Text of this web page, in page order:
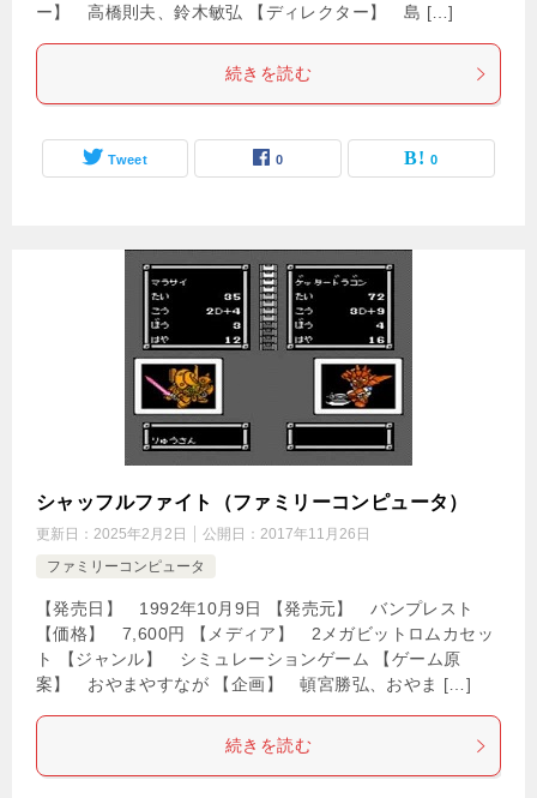
ー】 高橋則夫、鈴木敏弘 【ディレクター】 島 […]
続きを読む
Tweet 0 0
シャッフルファイト（ファミリーコンピュータ）
更新日： 2025年2月2日 公開日： 2017年11月26日
ファミリーコンピュータ
【発売日】 1992年10月9日 【発売元】 バンプレスト
【価格】 7,600円 【メディア】 2メガビットロムカセッ
ト 【ジャンル】 シミュレーションゲーム 【ゲーム原
案】 おやまやすなが 【企画】 頓宮勝弘、おやま […]
続きを読む